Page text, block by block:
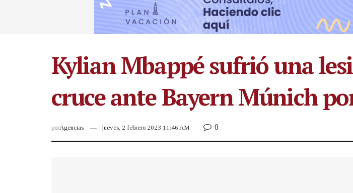
Kylian Mbappé sufrió una
cruce ante Bayern Múnich
porAgencias jueves, 2 febrero 2023 11:46 AM 0